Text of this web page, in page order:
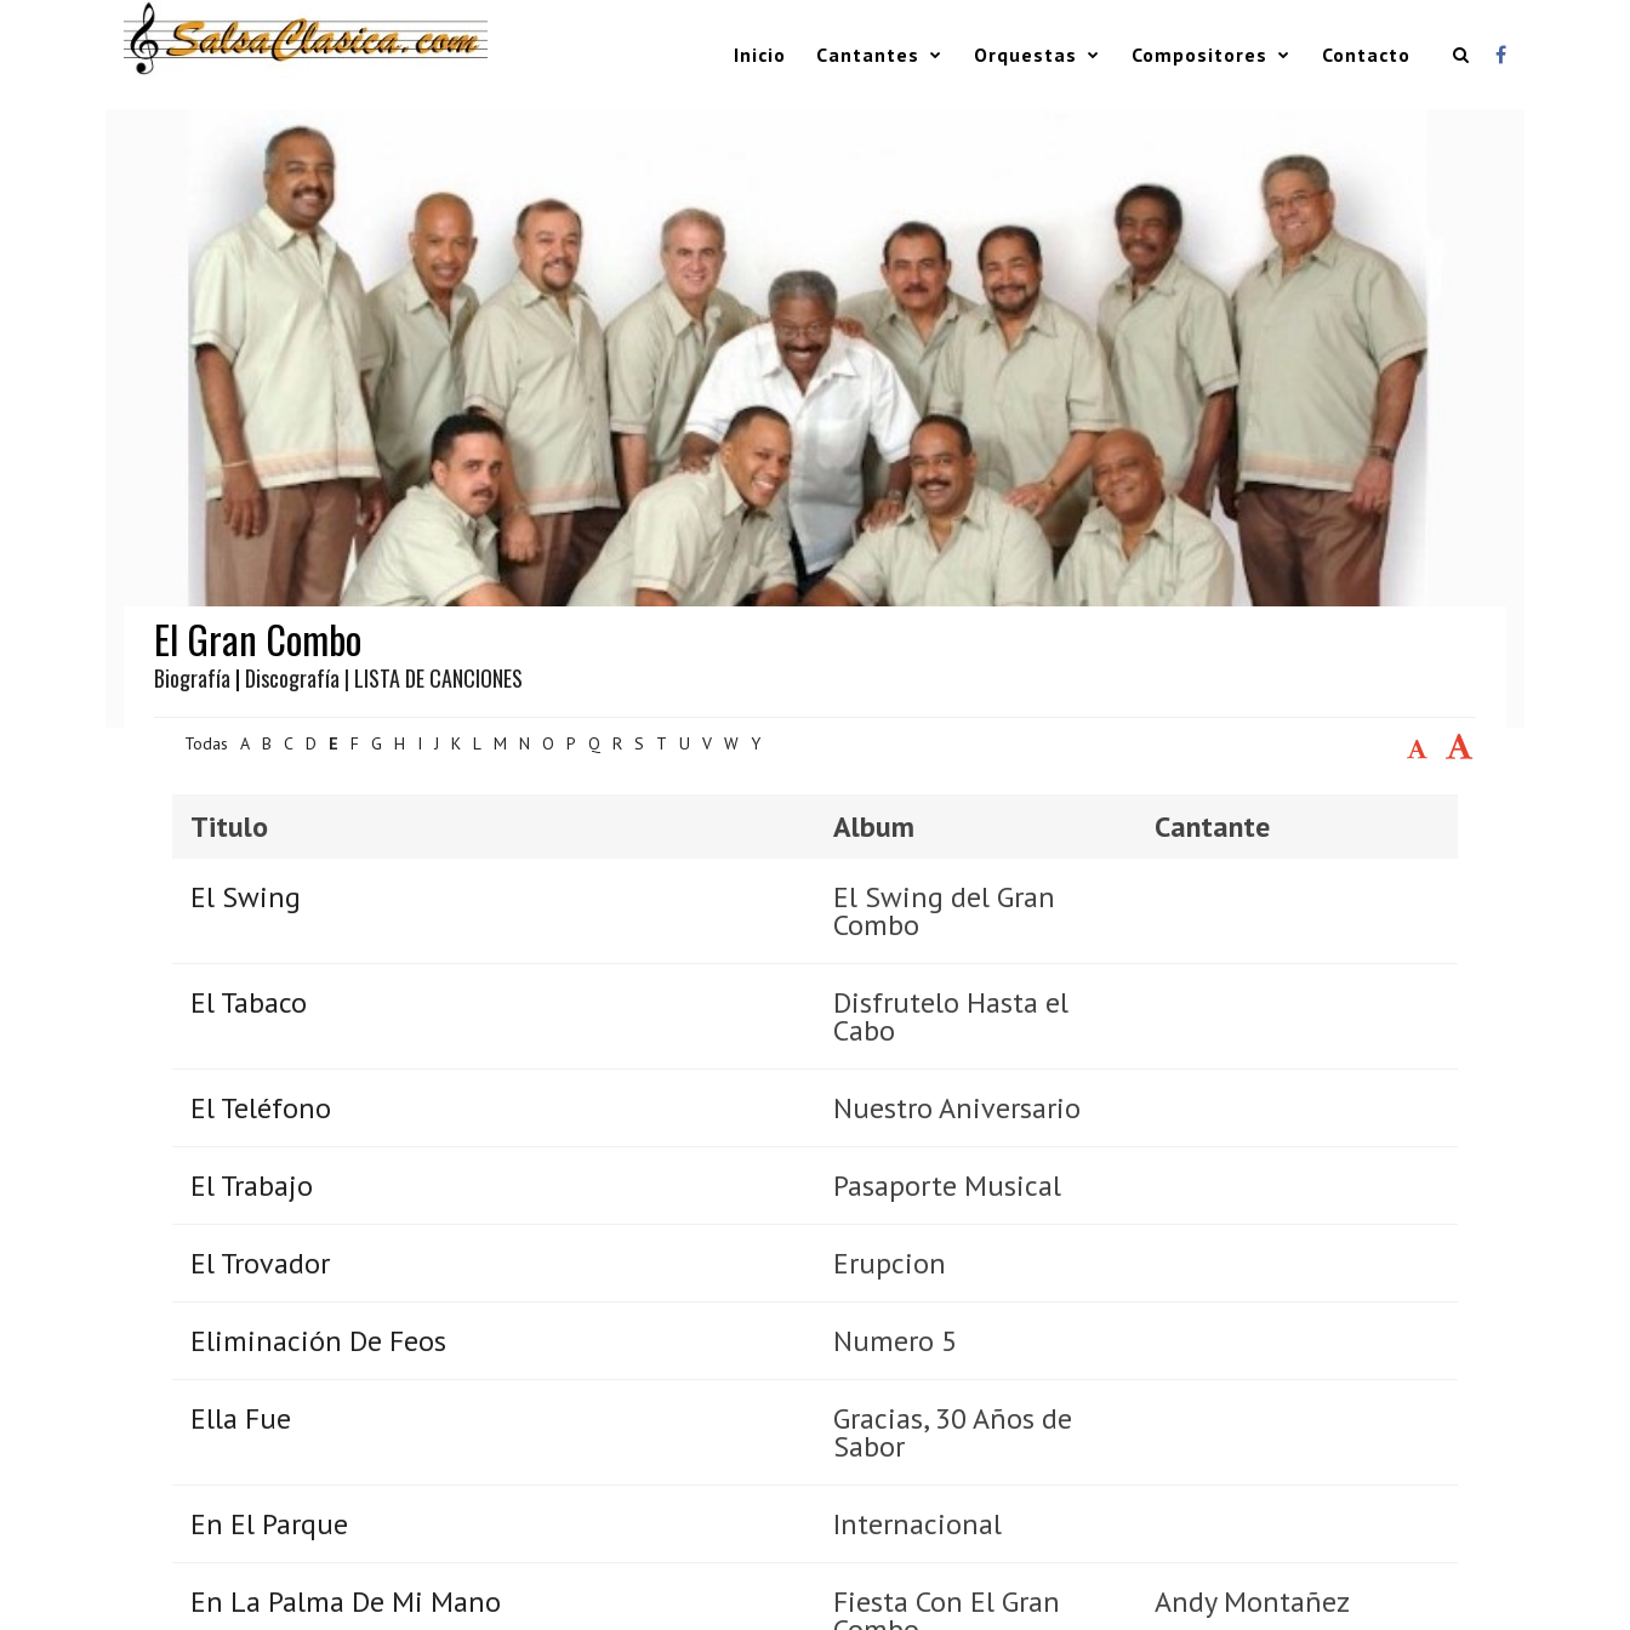
Inicio Cantantes Orquestas Compositores Contacto
El Gran Combo
Biografía | Discografía | LISTA DE CANCIONES
Todas A B C D E F G H I J K L M N O P Q R S T U V W Y
Titulo Album
Cantante
El Swing
El Swing del Gran
Combo
El Tabaco Disfrutelo Hasta el
Cabo
El Teléfono Nuestro Aniversario
El Trabajo Pasaporte Musical
El Trovador Erupcion
Eliminación De Feos Numero 5
Ella Fue Gracias, 30 Años de
Sabor
En El Parque Internacional
En La Palma De Mi Mano Fiesta Con El Gran Andy Montañez